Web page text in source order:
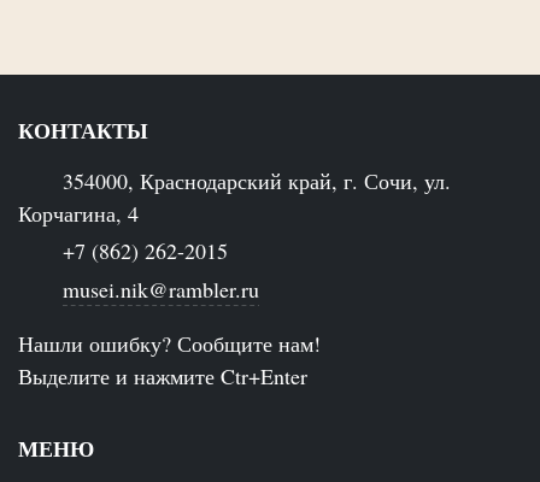
КОНТАКТЫ
354000, Краснодарский край, г. Сочи, ул.
Корчагина, 4
+7 (862) 262-2015
musei.nik@rambler.ru
Нашли ошибку? Сообщите нам!
Выделите и нажмите Ctr+Enter
МЕНЮ